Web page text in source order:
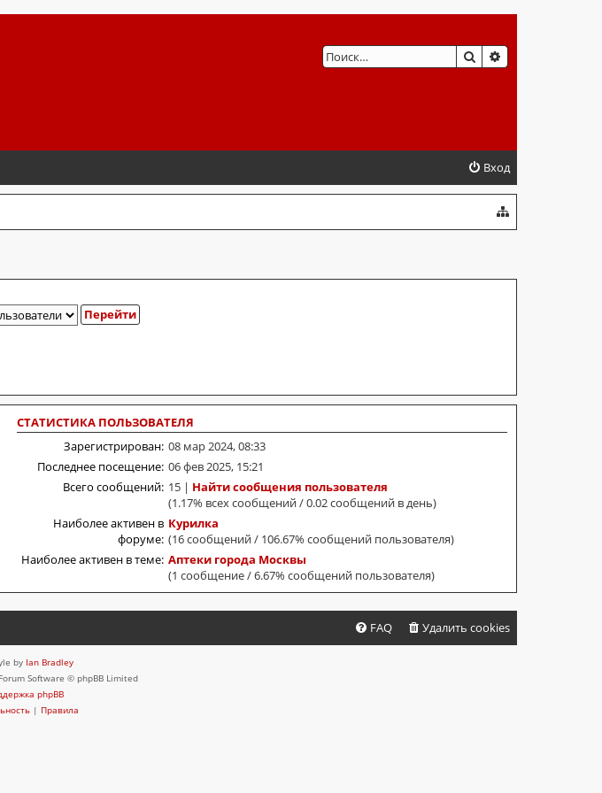
ПОИСК
Вход
СТАТИСТИКА ПОЛЬЗОВАТЕЛЯ
Зарегистрирован: 08 мар 2024, 08:33
Последнее посещение: 06 фев 2025, 15:21
Всего сообщений: 15 | Найти сообщения пользователя
(1.17% всех сообщений / 0.02 сообщений в день)
Наиболее активен в
форуме:
Курилка
(16 сообщений / 106.67% сообщений пользователя)
Наиболее активен в теме: Аптеки города Москвы
(1 сообщение / 6.67% сообщений пользователя)
Удалить cookies
FAQ
by Ian Bradley
Software © phpBB Limited
phpBB
| Правила